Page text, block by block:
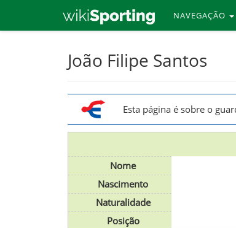
NAVEGAÇÃO
João Filipe Santos
Esta página é sobre o
Nome
Nascimento
Naturalidade
Posição